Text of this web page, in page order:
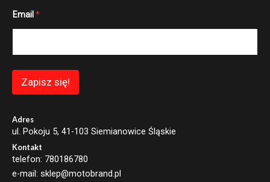
m
E
l
m
a
l
Email *
Zapisz się!
Adres
ul. Pokoju 5, 41-103 Siemianowice Śląskie
Kontakt
telefon: 780186780
e-mail: sklep@motobrand.pl